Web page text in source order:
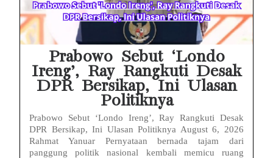
Eks Jampidsus Febrie Adriansyah Tersangka Korupsi Asabri Tapi Masih Terima Gaji: Mengapa Begitu?
Prabowo Sebut ‘Londo
Ireng’, Ray Rangkuti Desak
DPR Bersikap, Ini Ulasan
Politiknya
Prabowo Sebut ‘Londo Ireng’, Ray Rangkuti Desak
DPR Bersikap, Ini Ulasan Politiknya August 6, 2026
Rahmat Yanuar Pernyataan bernada tajam dari
panggung politik nasional kembali memicu ruang